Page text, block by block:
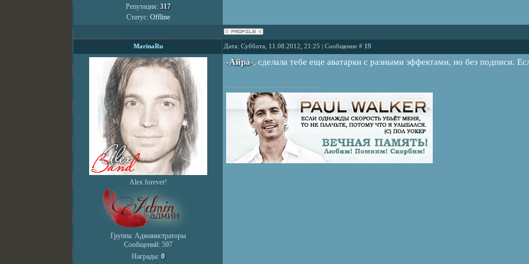
Репутация: 317
Статус: Offline
MarinaRu Дата: Суббота, 11.08.2012, 21:25 | Сообщение # 19
Alex forever!
Группа: Администраторы
Сообщений: 597
Награды: 0
-Айра-, сделала тебе еще аватарки с разными эффектами, но без подписи.